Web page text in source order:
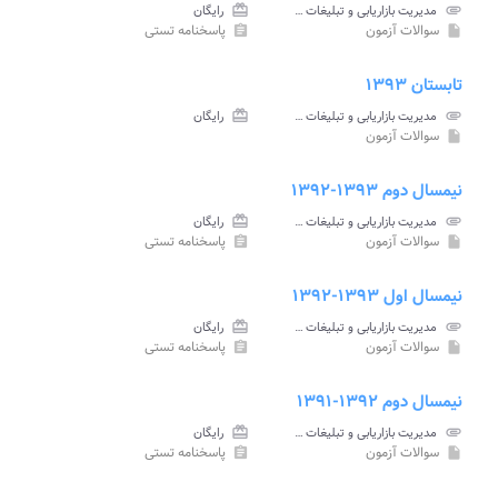
attachment مدیریت بازاریابی و تبلیغات جهانگردی پیام نور card_giftcard رایگان
insert_drive_file سوالات آزمون assignment پاسخنامه تستی
تابستان ۱۳۹۳
attachment مدیریت بازاریابی و تبلیغات جهانگردی پیام نور card_giftcard رایگان
insert_drive_file سوالات آزمون
نیمسال دوم ۱۳۹۳-۱۳۹۲
attachment مدیریت بازاریابی و تبلیغات جهانگردی پیام نور card_giftcard رایگان
insert_drive_file سوالات آزمون assignment پاسخنامه تستی
نیمسال اول ۱۳۹۳-۱۳۹۲
attachment مدیریت بازاریابی و تبلیغات جهانگردی پیام نور card_giftcard رایگان
insert_drive_file سوالات آزمون assignment پاسخنامه تستی
نیمسال دوم ۱۳۹۲-۱۳۹۱
attachment مدیریت بازاریابی و تبلیغات جهانگردی پیام نور card_giftcard رایگان
insert_drive_file سوالات آزمون assignment پاسخنامه تستی